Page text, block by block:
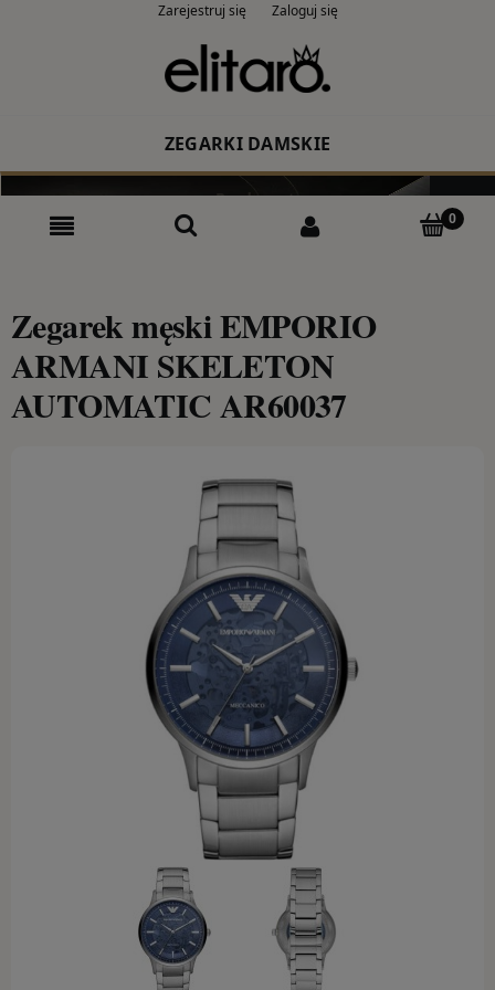
Zarejestruj się Zaloguj się
ZEGARKI DAMSKIE
CASIO
Producent
OKULARY PRZECIWSŁONECZNE
Carrera
Carrera Ducati
ZEGARKI MĘSKIE
Rodzaj
Kolor
CASIO
MARKI
Zegarek męski EMPORIO
ARMANI SKELETON
AUTOMATIC AR60037